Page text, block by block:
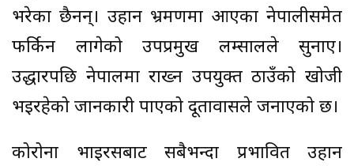
भरेका छैनन्। उहान भ्रमणमा आएका नेपालीसमेत
फर्किन लागेको उपप्रमुख लम्सालले सुनाए।
उद्धारपछि नेपालमा राख्न उपयुक्त ठाउँको खोजी
भइरहेको जानकारी पाएको दूतावासले जनाएको छ।
कोरोना भाइरसबाट सबैभन्दा प्रभावित उहान